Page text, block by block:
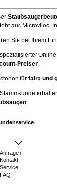
aus Microvlies.
Sie bei Ihrem
Preisen
für faire und
Anfragen
Kontakt
Service
FAQ